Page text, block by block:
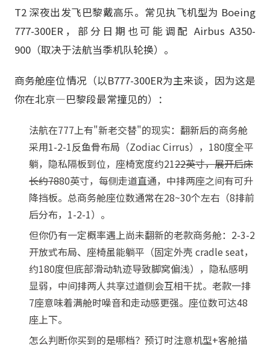
T2 深夜出发飞巴黎戴高乐。常见执飞机型为 Boeing
777-300ER，部分日期也可能调配 Airbus A350-
900（取决于法航当季机队轮换）。
商务舱座位情况（以B777-300ER为主来谈，因为这是
你在北京—巴黎段最常撞见的）：
法航在777上有"新老交替"的现实：翻新后的商务舱
采用1-2-1反鱼骨布局（Zodiac Cirrus），180度全平
躺，隐私隔板到位，座椅宽度约2122英寸，展开后床
长约7880英寸，每侧走道直通，中排两座之间有可升
降挡板。总商务舱座位数通常在28~30个左右（8排前
后分布，1-2-1）。
但你仍有一定概率遇上尚未翻新的老款商务舱：2-3-2
开放式布局、座椅虽能躺平（固定外壳 cradle seat，
约180度但底部滑动轨迹导致脚窝偏浅），隐私感明
显弱，中间排两人共享过道侧会互相干扰。老款一排
7座意味着满舱时噪音和走动感更强。座位数可达48
座上下。
怎么判断你买到的是哪档？预订时注意机型+客舱描